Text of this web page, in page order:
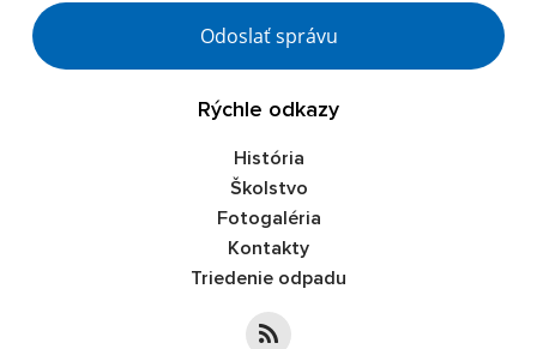
Google reCaptcha Response
Odoslať správu
Rýchle odkazy
História
Školstvo
Fotogaléria
Kontakty
Triedenie odpadu